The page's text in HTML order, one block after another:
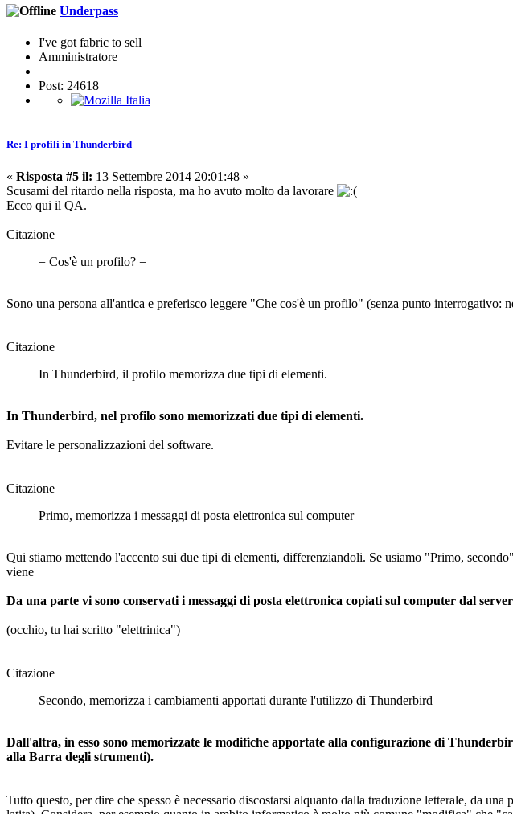
Underpass
I've got fabric to sell
Amministratore
Post: 24618
Re: I profili in Thunderbird
« Risposta #5 il: 13 Settembre 2014 20:01:48 »
Scusami del ritardo nella risposta, ma ho avuto molto da lavorare
Ecco qui il QA.
Citazione
= Cos'è un profilo? =
Sono una persona all'antica e preferisco leggere "Che cos'è un profilo" (senza punto interrogativo:
Citazione
In Thunderbird, il profilo memorizza due tipi di elementi.
In Thunderbird, nel profilo sono memorizzati due tipi di elementi.
Evitare le personalizzazioni del software.
Citazione
Primo, memorizza i messaggi di posta elettronica sul computer
Qui stiamo mettendo l'accento sui due tipi di elementi, differenziandoli. Se usiamo "Primo,
viene
Da una parte vi sono conservati i messaggi di posta elettronica copiati sul computer dal
(occhio, tu hai scritto "elettrinica")
Citazione
Secondo, memorizza i cambiamenti apportati durante l'utilizzo di Thunderbird
Dall'altra, in esso sono memorizzate le modifiche apportate alla configurazione di
alla Barra degli strumenti).
Tutto questo, per dire che spesso è necessario discostarsi alquanto dalla traduzione letterale, da